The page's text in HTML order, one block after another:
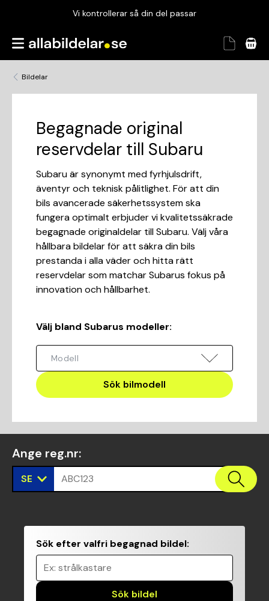
Vi kontrollerar så din del passar
Garanterad passform
Vi kontrollerar så din del passar
Bildelar
Begagnade original
reservdelar till Subaru
Subaru är synonymt med fyrhjulsdrift,
äventyr och teknisk pålitlighet. För att din
bils avancerade säkerhetssystem ska
fungera optimalt erbjuder vi kvalitetssäkrade
begagnade originaldelar till Subaru. Välj våra
hållbara bildelar för att säkra din bils
prestanda i alla väder och hitta rätt
reservdelar som matchar Subarus fokus på
innovation och hållbarhet.
Välj bland Subarus modeller:
Sök bilmodell
Ange reg.nr:
SE ABC123
Sök efter valfri begagnad bildel:
Ex: strålkastare
Sök bildel